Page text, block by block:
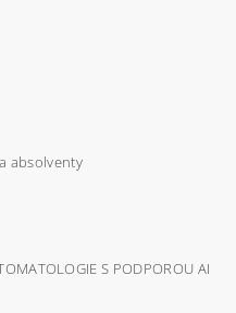
absolventy
S PODPOROU AI